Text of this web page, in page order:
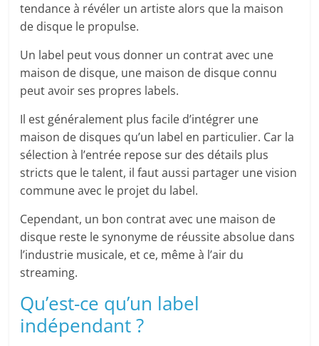
tendance à révéler un artiste alors que la maison
de disque le propulse.
Un label peut vous donner un contrat avec une
maison de disque, une maison de disque connu
peut avoir ses propres labels.
Il est généralement plus facile d’intégrer une
maison de disques qu’un label en particulier. Car la
sélection à l’entrée repose sur des détails plus
stricts que le talent, il faut aussi partager une vision
commune avec le projet du label.
Cependant, un bon contrat avec une maison de
disque reste le synonyme de réussite absolue dans
l’industrie musicale, et ce, même à l’air du
streaming.
Qu’est-ce qu’un label
indépendant ?